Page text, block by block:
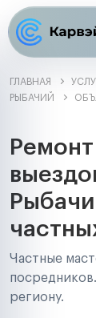
ГЛАВНАЯ
РЫБАЧИЙ
Частные
региону.